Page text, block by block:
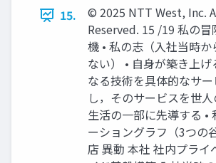
15.
© 2025 NTT West, Inc.
Reserved. 15 /19 私の冒
機 • 私の志（入社当時
ない） • 自身が築き上げ
なる技術を具体的なサ
し，そのサービスを世
生活の一部に先導する •
ーショングラフ（3つの
店 異動 本社 社内プライ